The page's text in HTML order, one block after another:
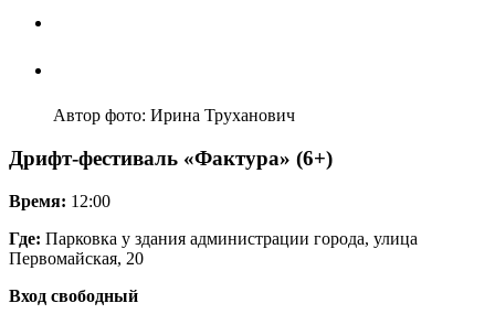
Автор фото: Ирина Труханович
Дрифт-фестиваль «Фактура» (6+)
Время: 12:00
Где: Парковка у здания администрации города, улица
Первомайская, 20
Вход свободный